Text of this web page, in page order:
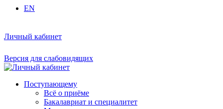
EN
Личный кабинет
Версия для слабовидящих
Поступающему
Всё о приёме
Бакалавриат и специалитет